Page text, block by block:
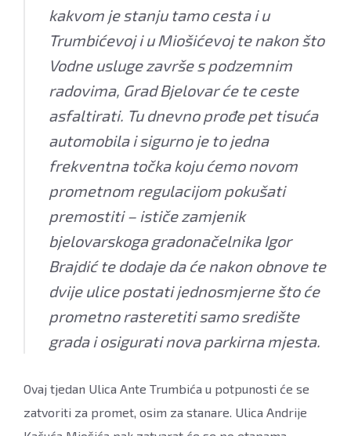
kakvom je stanju tamo cesta i u
Trumbićevoj i u Miošićevoj te nakon što
Vodne usluge završe s podzemnim
radovima, Grad Bjelovar će te ceste
asfaltirati. Tu dnevno prođe pet tisuća
automobila i sigurno je to jedna
frekventna točka koju ćemo novom
prometnom regulacijom pokušati
premostiti – ističe zamjenik
bjelovarskoga gradonačelnika Igor
Brajdić te dodaje da će nakon obnove te
dvije ulice postati jednosmjerne što će
prometno rasteretiti samo središte
grada i osigurati nova parkirna mjesta.
Ovaj tjedan Ulica Ante Trumbića u potpunosti će se
zatvoriti za promet, osim za stanare. Ulica Andrije